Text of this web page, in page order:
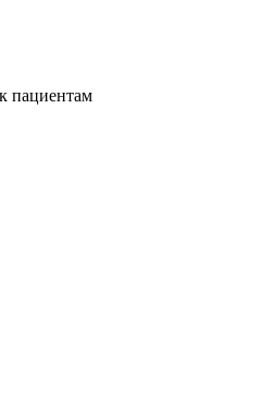
пациентам